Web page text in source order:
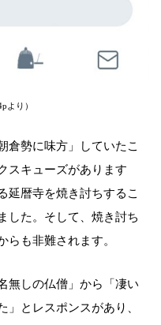
より）
倉勢に味方」していたこ
スキューズがあります
延暦寺を焼き討ちするこ
した。そして、焼き討ち
らも非難されます。
無しの仏僧」から「凄い
」とレスポンスがあり、